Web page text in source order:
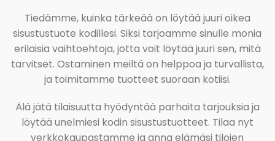
Tiedämme, kuinka tärkeää on löytää juuri oikea
sisustustuote kodillesi. Siksi tarjoamme sinulle monia
erilaisia vaihtoehtoja, jotta voit löytää juuri sen, mitä
tarvitset. Ostaminen meiltä on helppoa ja turvallista,
ja toimitamme tuotteet suoraan kotiisi.
Älä jätä tilaisuutta hyödyntää parhaita tarjouksia ja
löytää unelmiesi kodin sisustustuotteet. Tilaa nyt
verkkokaupastamme ja anna elämäsi tilojen